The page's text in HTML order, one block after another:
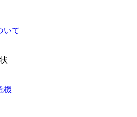
いて
機